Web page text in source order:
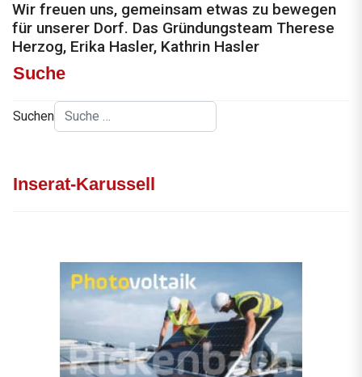
Wir freuen uns, gemeinsam etwas zu bewegen
für unserer Dorf. Das Gründungsteam Therese
Herzog, Erika Hasler, Kathrin Hasler
Suche
Suchen
Inserat-Karussell